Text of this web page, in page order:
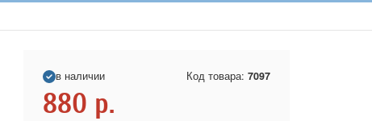
в наличии Код товара: 7097
880 р.